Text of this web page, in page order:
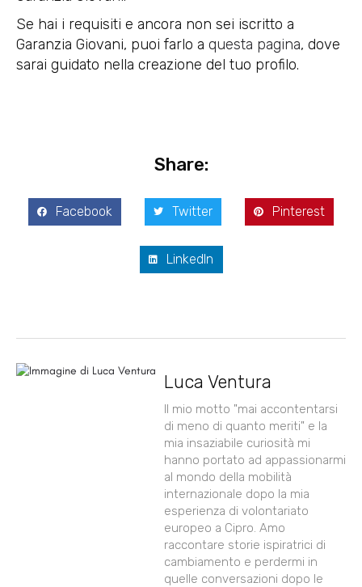
Se hai i requisiti e ancora non sei iscritto a
Garanzia Giovani, puoi farlo a questa pagina, dove
sarai guidato nella creazione del tuo profilo.
Share:
Facebook Twitter Pinterest
LinkedIn
Luca Ventura
Il mio motto "mai accontentarsi
di meno di quanto meriti" e la
mia insaziabile curiosità mi
hanno portato ad appassionarmi
al mondo della mobilità
internazionale dopo la mia
esperienza di volontariato
europeo a Cipro. Amo
raccontare storie ispiratrici di
cambiamento e perdermi in
quelle conversazioni dopo le